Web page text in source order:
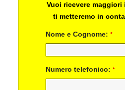
Vuoi ricevere
ti metteremo in
Nome e Cognome: *
Numero telefonico: *